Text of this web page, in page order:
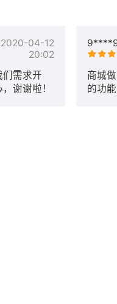
2020-04-12
20:02
需求开
谢谢啦！
商城
的功